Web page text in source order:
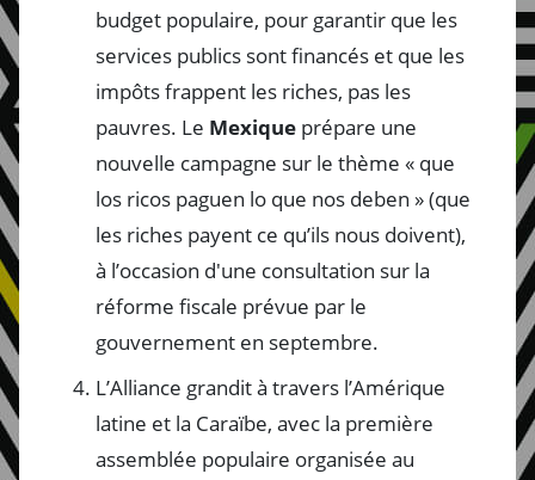
budget populaire, pour garantir que les
services publics sont financés et que les
impôts frappent les riches, pas les
pauvres. Le Mexique prépare une
nouvelle campagne sur le thème « que
los ricos paguen lo que nos deben » (que
les riches payent ce qu’ils nous doivent),
à l’occasion d'une consultation sur la
réforme fiscale prévue par le
gouvernement en septembre.
L’Alliance grandit à travers l’Amérique
latine et la Caraïbe, avec la première
assemblée populaire organisée au